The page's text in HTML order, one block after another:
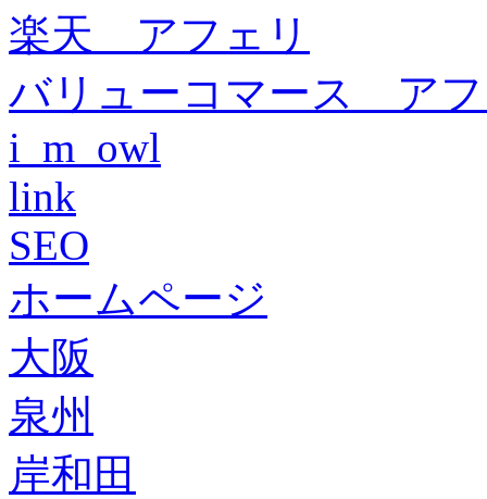
楽天 アフェリ
バリューコマース ア
i_m_owl
link
SEO
ホームページ
大阪
泉州
岸和田